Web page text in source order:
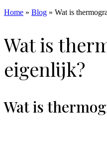
Home » Blog » Wat is
Wat is
eigenlijk?
Wat is